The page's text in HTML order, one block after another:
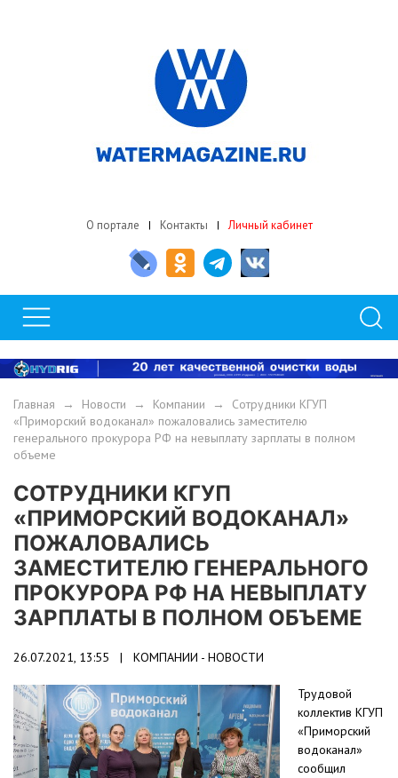
О портале Контакты Личный кабинет
Главная → Новости → Компании → Сотрудники КГУП
«Приморский водоканал» пожаловались заместителю
генерального прокурора РФ на невыплату зарплаты в полном
объеме
СОТРУДНИКИ КГУП
«ПРИМОРСКИЙ ВОДОКАНАЛ»
ПОЖАЛОВАЛИСЬ
ЗАМЕСТИТЕЛЮ ГЕНЕРАЛЬНОГО
ПРОКУРОРА РФ НА НЕВЫПЛАТУ
ЗАРПЛАТЫ В ПОЛНОМ ОБЪЕМЕ
26.07.2021, 13:55 | КОМПАНИИ - НОВОСТИ
Трудовой
коллектив КГУП
«Приморский
водоканал»
сообщил